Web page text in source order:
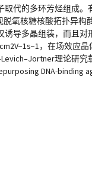
代的多环芳烃组成
脱氧核糖核酸拓扑异
导多晶组装，而且
，在场效应
理论研究
DNA-